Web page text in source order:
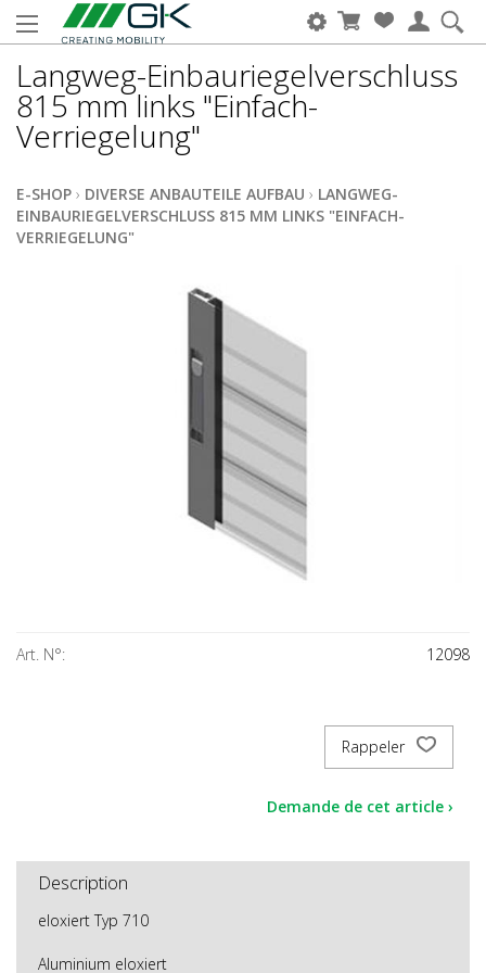
Langweg-Einbauriegelverschluss
815 mm links "Einfach-
Verriegelung"
E-SHOP › DIVERSE ANBAUTEILE AUFBAU › LANGWEG-
EINBAURIEGELVERSCHLUSS 815 MM LINKS "EINFACH-
VERRIEGELUNG"
Art. N°: 12098
Rappeler
Demande de cet article ›
Description
eloxiert Typ 710
Aluminium eloxiert